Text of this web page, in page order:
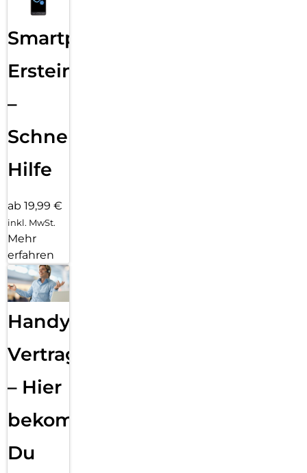
Smartphone
Ersteinrichtung
–
Schnelle
Hilfe
ab 19,99 €
inkl. MwSt.
Mehr
erfahren
Handy
Vertragsabwicklung
– Hier
bekommst
Du